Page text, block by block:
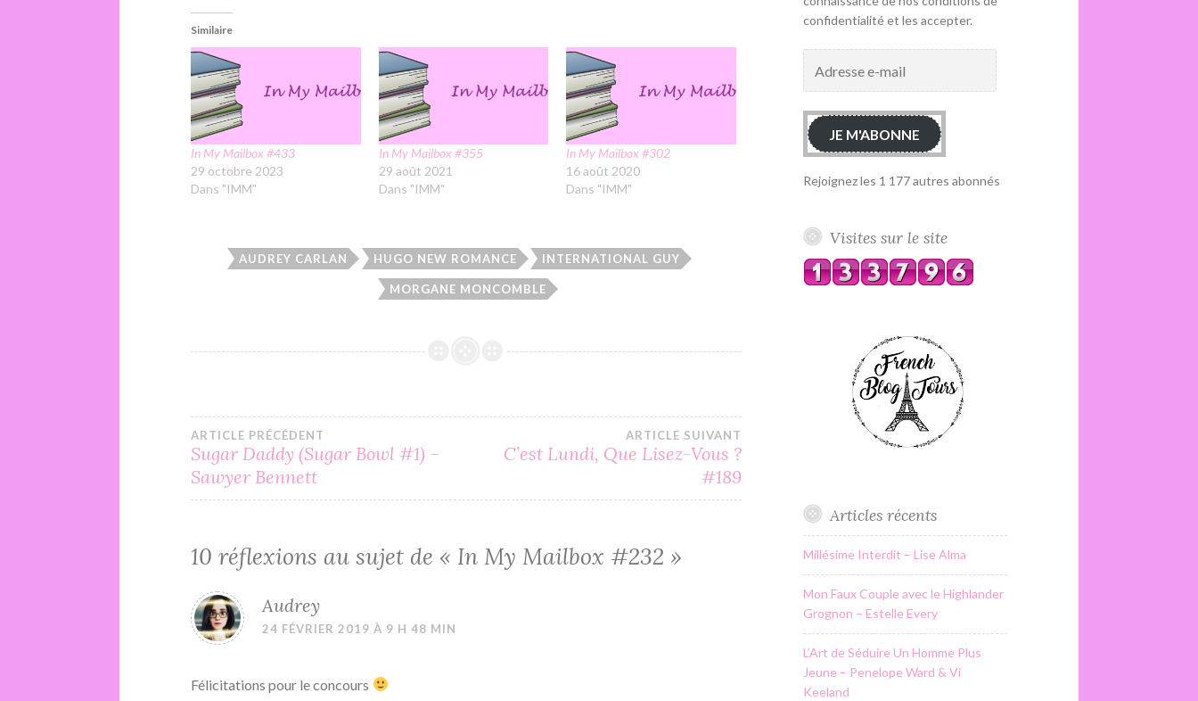
Similaire
In My Mailbox #433
29 octobre 2023
Dans "IMM"
In My Mailbox #355
29 août 2021
Dans "IMM"
In My Mailbox #302
16 août 2020
Dans "IMM"
AUDREY CARLAN HUGO NEW ROMANCE INTERNATIONAL GUY
MORGANE MONCOMBLE
Navigation
de
ARTICLE PRÉCÉDENT
Sugar Daddy (Sugar Bowl #1) –
Sawyer Bennett
ARTICLE SUIVANT
C’est Lundi, Que Lisez-Vous ?
#189
10 réflexions au sujet de « In My Mailbox #232 »
Audrey
24 FÉVRIER 2019 À 9 H 48 MIN
Félicitations pour le concours
confidentialité et les accepter.
mail
JE M'ABONNE
Rejoignez les 1 177 autres abonnés
Visites sur le site
Articles récents
Millésime Interdit – Lise Alma
Mon Faux Couple avec le Highlander
Grognon – Estelle Every
L’Art de Séduire Un Homme Plus
Jeune – Penelope Ward & Vi
Keeland